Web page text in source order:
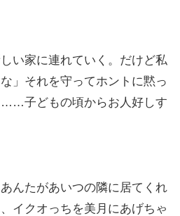
しい家に連れていく。だけど私
」それを守ってホントに黙っ
……子どもの頃からお人好しす
あんたがあいつの隣に居てくれ
イクオっちを美月にあげちゃ